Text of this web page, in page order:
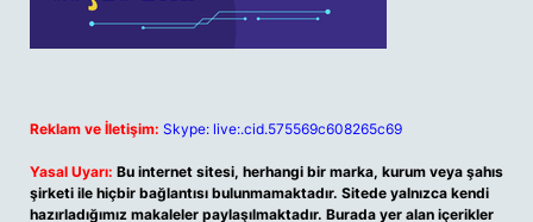
Reklam ve İletişim: Skype: live:.cid.575569c608265c69
Yasal Uyarı: Bu internet sitesi, herhangi bir marka, kurum veya şahıs
şirketi ile hiçbir bağlantısı bulunmamaktadır. Sitede yalnızca kendi
hazırladığımız makaleler paylaşılmaktadır. Burada yer alan içerikler